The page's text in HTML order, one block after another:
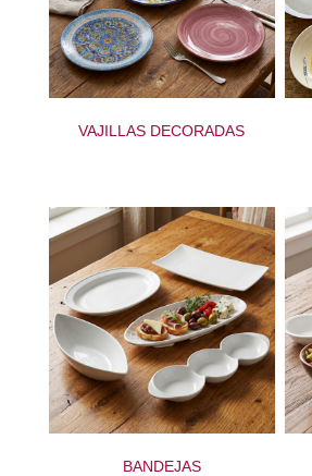
VAJILLAS DECORADAS
BANDEJAS